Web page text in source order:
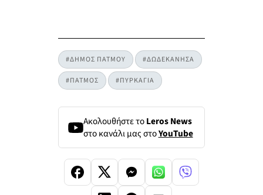
#ΔΗΜΟΣ ΠΑΤΜΟΥ #ΔΩΔΕΚΑΝΗΣΑ
#ΠΑΤΜΟΣ #ΠΥΡΚΑΓΙΑ
Ακολουθήστε τοLeros News
στο κανάλι μας στοYouTube